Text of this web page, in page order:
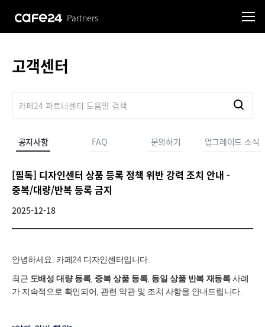
Partners
고객센터
공지사항 FAQ 문의하기 업그레이드 소식
[필독] 디자인센터 상품 등록 정책 위반 강력 조치 안내 -
중복/대량/반복 등록 금지
2025-12-18
안녕하세요. 카페24 디자인센터입니다.
최근 도배성 대량 등록, 중복 상품 등록, 동일 상품 반복 재등록사례
가 지속적으로 확인되어, 관련 약관 및 조치 사항을 안내드립니다.